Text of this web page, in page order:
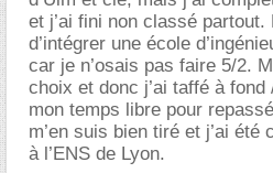
et j’ai fini non classé partout.
d’intégrer une école
car je n’osais pas faire 5/2.
choix et donc j’ai taffé à
mon temps libre pour
m’en suis bien tiré et j’ai
à l’ENS de Lyon.